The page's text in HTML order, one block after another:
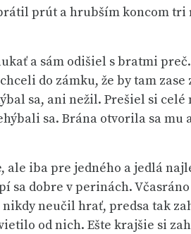
prút a hrubším koncom
a sám odišiel s bratmi
do zámku, že by tam
sa, ani nežil. Prešiel si
sa. Brána otvorila sa
iba pre jedného a jedlá
sa dobre v perinách.
neučil hrať, predsa tak
od nich. Ešte krajšie si